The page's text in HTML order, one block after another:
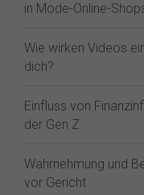
in Mode-Online-
Wie wirken Videos
dich?
Einfluss von
der Gen Z⁠
Wahrnehmung und
vor Gericht